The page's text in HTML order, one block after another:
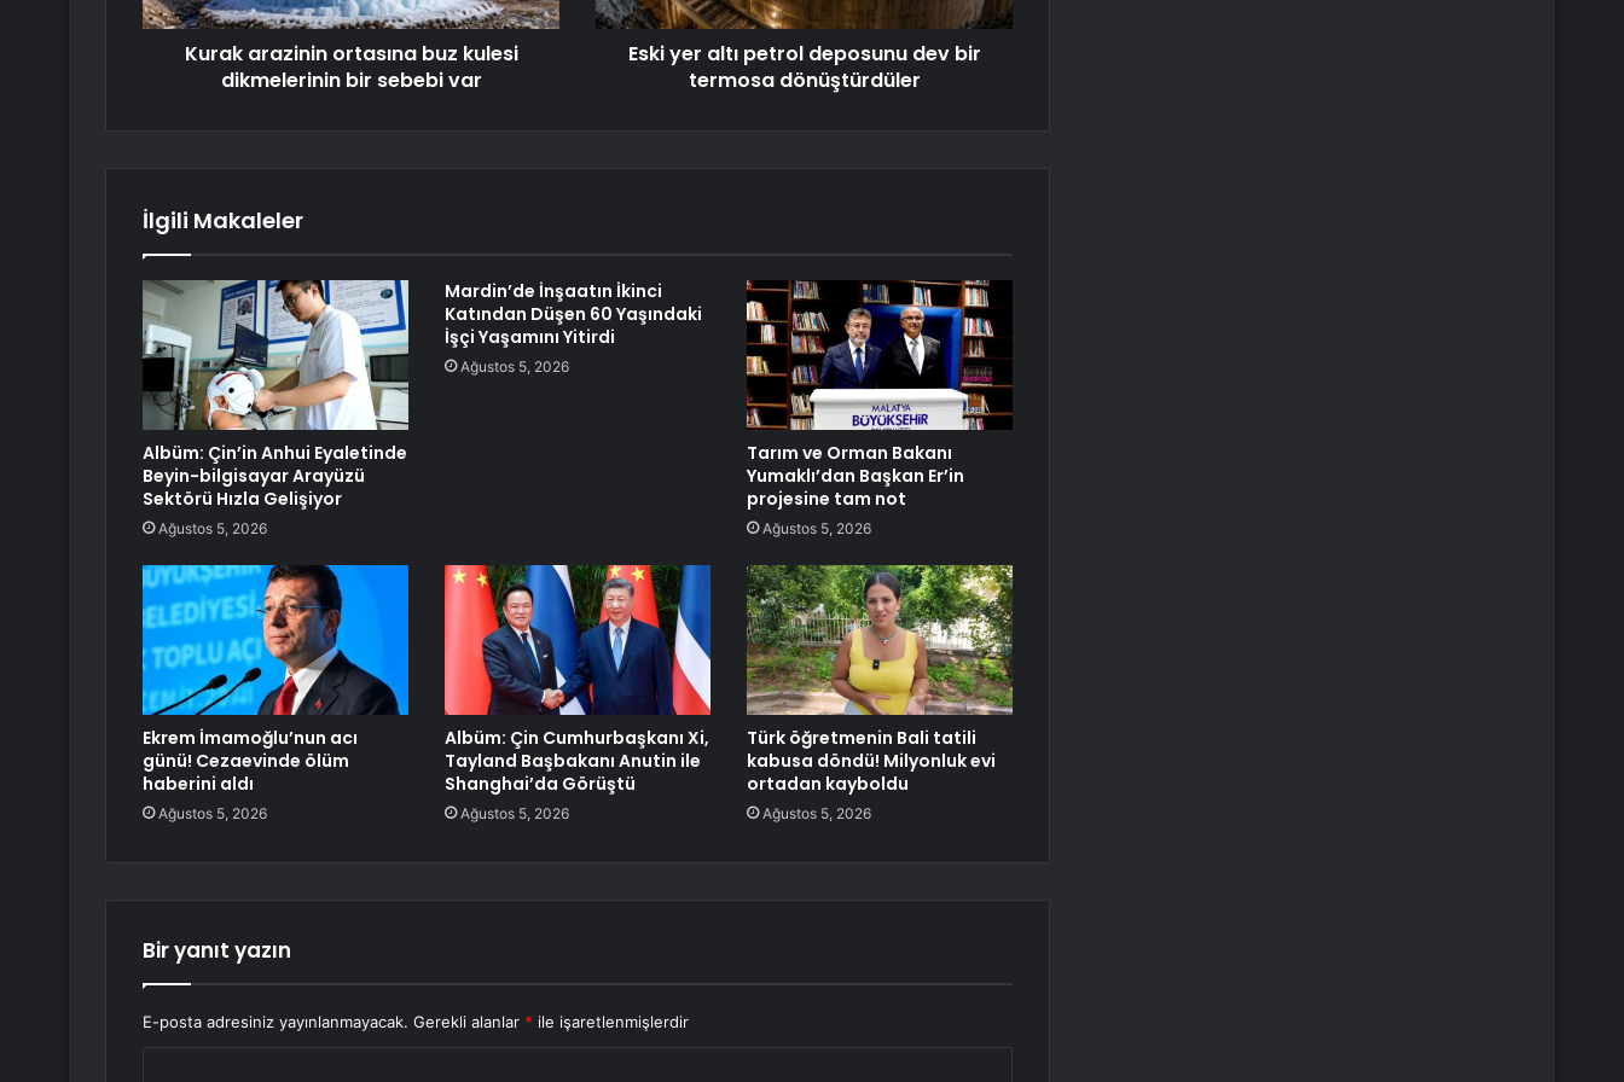
Kurak arazinin ortasına buz kulesi
dikmelerinin bir sebebi var
Eski yer altı petrol deposunu dev bir
termosa dönüştürdüler
İlgili Makaleler
Albüm: Çin’in Anhui Eyaletinde
Beyin-bilgisayar Arayüzü
Sektörü Hızla Gelişiyor
Ağustos 5, 2026
Mardin’de İnşaatın İkinci
Katından Düşen 60 Yaşındaki
İşçi Yaşamını Yitirdi
Ağustos 5, 2026
Tarım ve Orman Bakanı
Yumaklı’dan Başkan Er’in
projesine tam not
Ağustos 5, 2026
Ekrem İmamoğlu’nun acı
günü! Cezaevinde ölüm
haberini aldı
Ağustos 5, 2026
Albüm: Çin Cumhurbaşkanı Xi,
Tayland Başbakanı Anutin ile
Shanghai’da Görüştü
Ağustos 5, 2026
Türk öğretmenin Bali tatili
kabusa döndü! Milyonluk evi
ortadan kayboldu
Ağustos 5, 2026
Bir yanıt yazın
E-posta adresiniz yayınlanmayacak. Gerekli alanlar * ile işaretlenmişlerdir